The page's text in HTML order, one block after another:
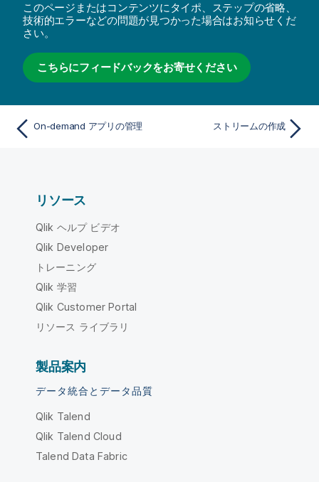
このページまたはコンテンツにタイポ、ステップの省略、
技術的エラーなどの問題が見つかった場合はお知らせくだ
さい。
こちらにフィードバックをお寄せください
On-demand アプリの管理 ストリームの作成
リソース
Qlik ヘルプ ビデオ
Qlik Developer
トレーニング
Qlik 学習
Qlik Customer Portal
リソース ライブラリ
製品案内
データ統合とデータ品質
Qlik Talend
Qlik Talend Cloud
Talend Data Fabric